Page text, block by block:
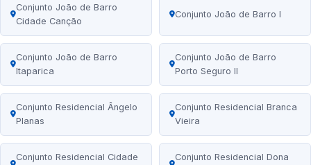
Conjunto João de Barro
Cidade Canção
Conjunto João de Barro I
Conjunto João de Barro
Itaparica
Conjunto João de Barro
Porto Seguro II
Conjunto Residencial Ângelo
Planas
Conjunto Residencial Branca
Vieira
Conjunto Residencial Cidade
Conjunto Residencial Dona